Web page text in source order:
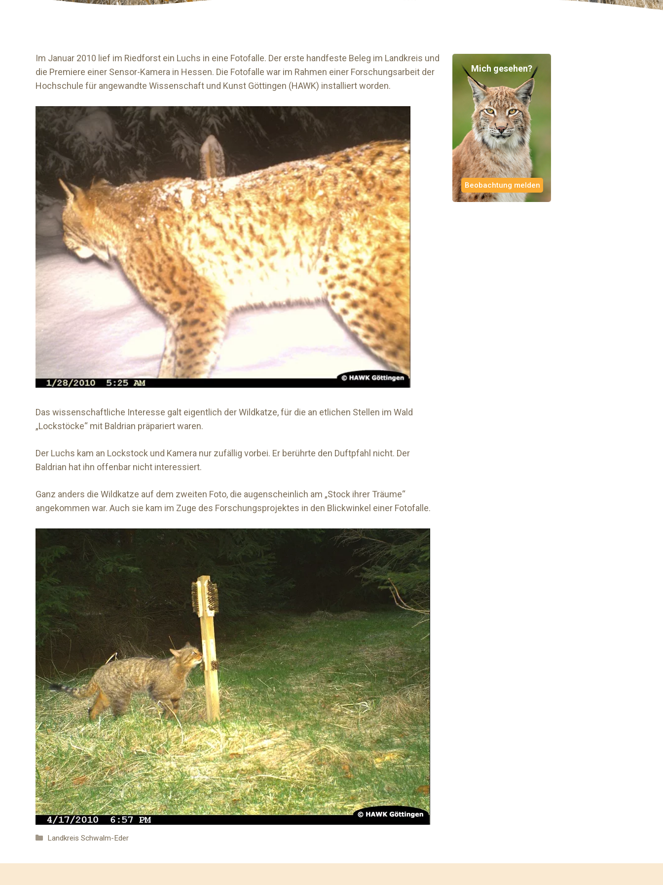
Im Januar 2010 lief im Riedforst ein Luchs in eine Fotofalle. Der erste handfeste Beleg im Landkreis und
die Premiere einer Sensor-Kamera in Hessen. Die Fotofalle war im Rahmen einer Forschungsarbeit der
Hochschule für angewandte Wissenschaft und Kunst Göttingen (HAWK) installiert worden.
Das wissenschaftliche Interesse galt eigentlich der Wildkatze, für die an etlichen Stellen im Wald
„Lockstöcke“ mit Baldrian präpariert waren.
Der Luchs kam an Lockstock und Kamera nur zufällig vorbei. Er berührte den Duftpfahl nicht. Der
Baldrian hat ihn offenbar nicht interessiert.
Ganz anders die Wildkatze auf dem zweiten Foto, die augenscheinlich am „Stock ihrer Träume“
angekommen war. Auch sie kam im Zuge des Forschungsprojektes in den Blickwinkel einer Fotofalle.
Kategorien
Landkreis Schwalm-Eder
Mich gesehen?
Beobachtung melden